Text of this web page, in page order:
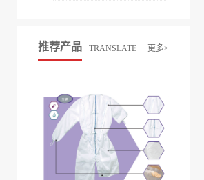
推荐产品 TRANSLATE 更多>